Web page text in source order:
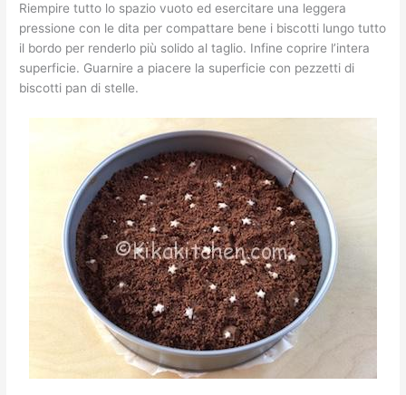
Riempire tutto lo spazio vuoto ed esercitare una leggera
pressione con le dita per compattare bene i biscotti lungo tutto
il bordo per renderlo più solido al taglio. Infine coprire l’intera
superficie. Guarnire a piacere la superficie con pezzetti di
biscotti pan di stelle.